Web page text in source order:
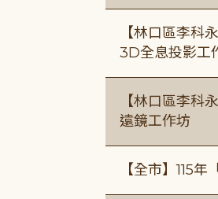
【林口區李科
3D全息投影工
【林口區李科
遠鏡工作坊
【全市】115